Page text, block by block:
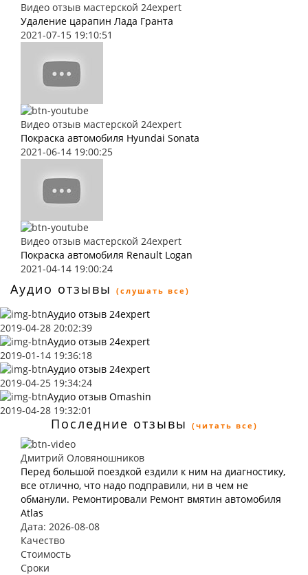
Видео отзыв мастерской 24expert
Удаление царапин Лада Гранта
2021-07-15 19:10:51
Видео отзыв мастерской 24expert
Покраска автомобиля Hyundai Sonata
2021-06-14 19:00:25
Видео отзыв мастерской 24expert
Покраска автомобиля Renault Logan
2021-04-14 19:00:24
Аудио отзывы (слушать все)
Аудио отзыв 24expert
2019-04-28 20:02:39
Аудио отзыв 24expert
2019-01-14 19:36:18
Аудио отзыв 24expert
2019-04-25 19:34:24
Аудио отзыв Omashin
2019-04-28 19:32:01
Последние отзывы (читать все)
Дмитрий Оловяношников
Перед большой поездкой ездили к ним на диагностику,
все отлично, что надо подправили, ни в чем не
обманули. Ремонтировали Ремонт вмятин автомобиля
Atlas
Дата: 2026-08-08
Качество
Стоимость
Сроки